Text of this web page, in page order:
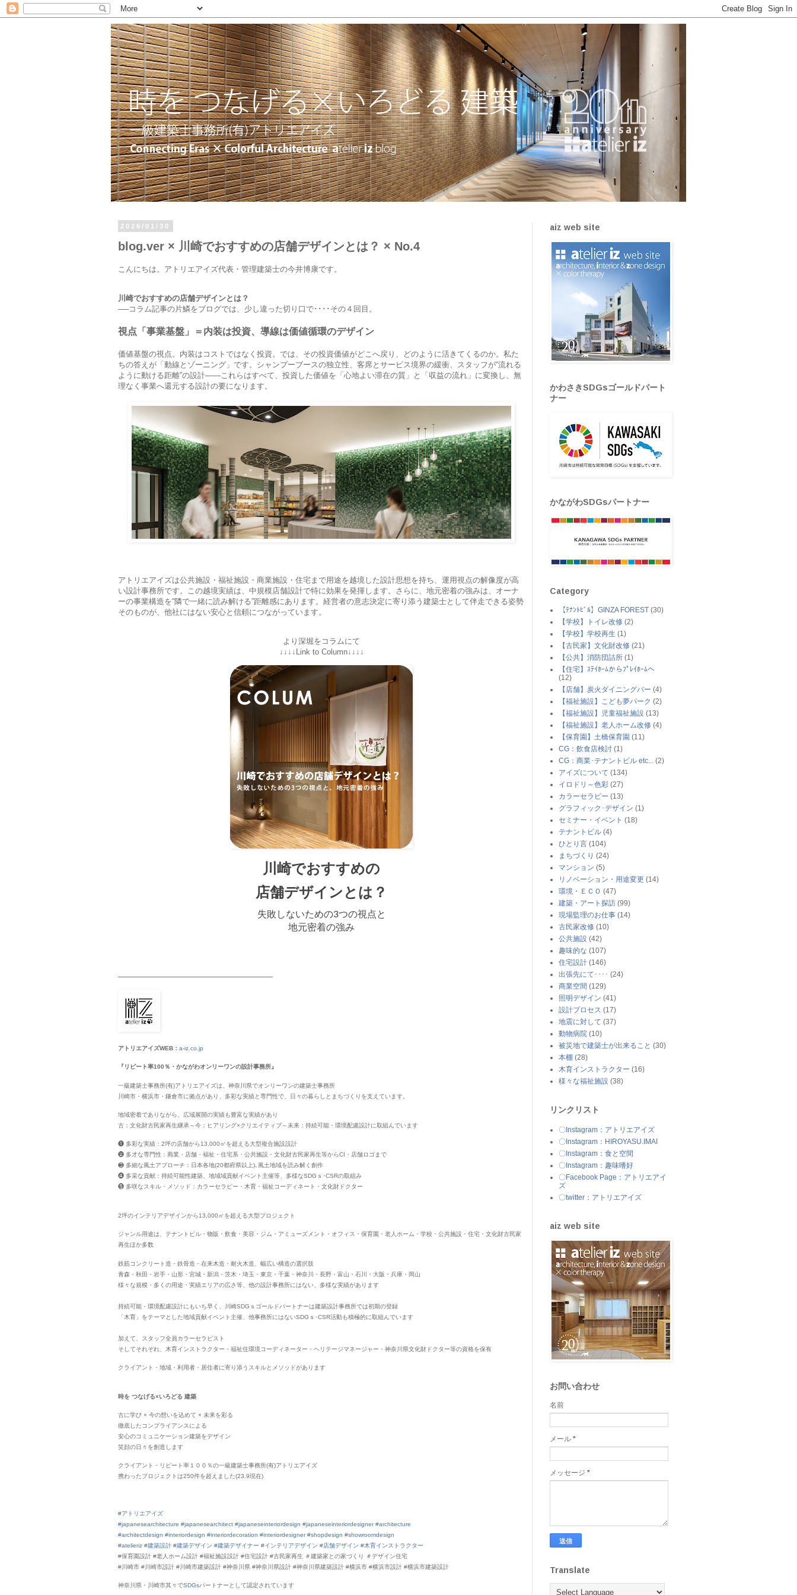
2026/01/30
blog.ver × 川崎でおすすめの店舗デザインとは？ × No.4
こんにちは。アトリエアイズ代表・管理建築士の今井博康です。
川崎でおすすめの店舗デザインとは？
──コラム記事の片鱗をブログでは、少し違った切り口で････その４回目。
視点「事業基盤」＝内装は投資、導線は価値循環のデザイン
価値基盤の視点。内装はコストではなく投資。では、その投資価値がどこへ戻り、どのように活きてくるのか。私た
ちの答えが「動線とゾーニング」です。シャンプーブースの独立性、客席とサービス境界の緩衝、スタッフが“流れる
ように動ける距離”の設計――これらはすべて、投資した価値を「心地よい滞在の質」と「収益の流れ」に変換し、無
理なく事業へ還元する設計の要になります。
アトリエアイズは公共施設・福祉施設・商業施設・住宅まで用途を越境した設計思想を持ち、運用視点の解像度が高
い設計事務所です。この越境実績は、中規模店舗設計で特に効果を発揮します。さらに、地元密着の強みは、オーナ
ーの事業構造を“隣で一緒に読み解ける”距離感にあります。経営者の意志決定に寄り添う建築士として伴走できる姿勢
そのものが、他社にはない安心と信頼につながっています。
より深堀をコラムにて
↓↓↓↓Link to Column↓↓↓↓
川崎でおすすめの
店舗デザインとは？
失敗しないための3つの視点と
地元密着の強み
─────────────────────────────
アトリエアイズWEB： a-iz.co.jp
『リピート率100％・かながわオンリーワンの設計事務所』
一級建築士事務所(有)アトリエアイズは、神奈川県でオンリーワンの建築士事務所
川崎市・横浜市・鎌倉市に拠点があり、多彩な実績と専門性で、日々の暮らしとまちづくりを支えています。
地域密着でありながら、広域展開の実績も豊富な実績があり
古：文化財古民家再生継承～今：ヒアリング×クリエイティブ～未来：持続可能・環境配慮設計に取組んでいます
❶ 多彩な実績：2坪の店舗から13,000㎡を超える大型複合施設設計
❷ 多才な専門性：商業・店舗・福祉・住宅系・公共施設・文化財古民家再生等からCI・店舗ロゴまで
❸ 多細な風土アプローチ：日本各地(20都府県以上)､風土地域を読み解く創作
❹ 多采な貢献：持続可能性建築、地域域貢献イベント主催等、多様なSDGｓ･CSRの取組み
❺ 多咲なスキル・メソッド：カラーセラピー・木育・福祉コーディネート・文化財ドクター
2坪のインテリアデザインから13,000㎡を超える大型プロジェクト
ジャンル用途は、テナントビル・物販・飲食・美容・ジム・アミューズメント・オフィス・保育園・老人ホーム・学校・公共施設・住宅・文化財古民家
再生ほか多数
鉄筋コンクリート造・鉄骨造・在来木造・耐火木造、幅広い構造の選択肢
青森・秋田・岩手・山形・宮城・新潟・茨木・埼玉・東京・千葉・神奈川・長野・富山・石川・大阪・兵庫・岡山
様々な規模・多くの用途・実績エリアの広さ等、他の設計事務所にはない、多様な実績があります
持続可能・環境配慮設計にもいち早く、川崎SDGｓゴールドパートナーは建築設計事務所では初期の登録
「木育」をテーマとした地域貢献イベント主催、他事務所にはないSDGｓ･CSR活動も積極的に取組んでいます
加えて、スタッフ全員カラーセラピスト
そしてそれぞれ、木育インストラクター・福祉住環境コーディネーター・ヘリテージマネージャー・神奈川県文化財ドクター等の資格を保有
クライアント・地域・利用者・居住者に寄り添うスキルとメソッドがあります
時を つなげる×いろどる 建築
古に学び × 今の想いを込めて × 未来を彩る
徹底したコンプライアンスによる
安心のコミュニケーション建築をデザイン
笑顔の日々を創造します
クライアント・リピート率１００％の一級建築士事務所(有)アトリエアイズ
携わったプロジェクトは250件を超えました(23.9現在)
#アトリエアイズ
#japanesearchitecture #japanesearchitect #japaneseinteriordesign #japaneseinteriordesigner #architecture
#architectdesign #interiordesign #interiordecoration #interiordesigner #shopdesign #showroomdesign
#atelieriz #建築設計 #建築デザイン #建築デザイナー #インテリアデザイン #店舗デザイン #木育インストラクター
#保育園設計 #老人ホーム設計 #福祉施設設計 #住宅設計 #古民家再生 ＃建築家との家づくり ＃デザイン住宅
#川崎市 #川崎市設計 #川崎市建築設計 #神奈川県 #神奈川県設計 #神奈川県建築設計 #横浜市 #横浜市設計 #横浜市建築設計
神奈川県・川崎市其々でSDGsパートナーとして認定されています
aiz web site
かわさきSDGsゴールドパート
ナー
かながわSDGsパートナー
Category
【ﾃﾅﾝﾄﾋﾞﾙ】GINZA FOREST (30)
【学校】トイレ改修 (2)
【学校】学校再生 (1)
【古民家】文化財改修 (21)
【公共】消防団詰所 (1)
【住宅】ｽﾃｲﾎｰﾑからﾌﾟﾚｲﾎｰﾑへ
(12)
【店舗】炭火ダイニングバー (4)
【福祉施設】こども夢パーク (2)
【福祉施設】児童福祉施設 (13)
【福祉施設】老人ホーム改修 (4)
【保育園】土橋保育園 (11)
CG：飲食店検討 (1)
CG：商業･テナントビル etc... (2)
アイズについて (134)
イロドリ～色彩 (27)
カラーセラピー (13)
グラフィック･デザイン (1)
セミナー・イベント (18)
テナントビル (4)
ひとり言 (104)
まちづくり (24)
マンション (5)
リノベーション・用途変更 (14)
環境・ＥＣＯ (47)
建築・アート探訪 (99)
現場監理のお仕事 (14)
古民家改修 (10)
公共施設 (42)
趣味的な (107)
住宅設計 (146)
出張先にて････ (24)
商業空間 (129)
照明デザイン (41)
設計プロセス (17)
地震に対して (37)
動物病院 (10)
被災地で建築士が出来ること (30)
本棚 (28)
木育インストラクター (16)
様々な福祉施設 (38)
リンクリスト
〇Instagram：アトリエアイズ
〇Instagram：HIROYASU.IMAI
〇Instagram：食と空間
〇Instagram：趣味嗜好
〇Facebook Page：アトリエアイ
ズ
〇twitter：アトリエアイズ
aiz web site
お問い合わせ
名前
メール *
メッセージ *
Translate